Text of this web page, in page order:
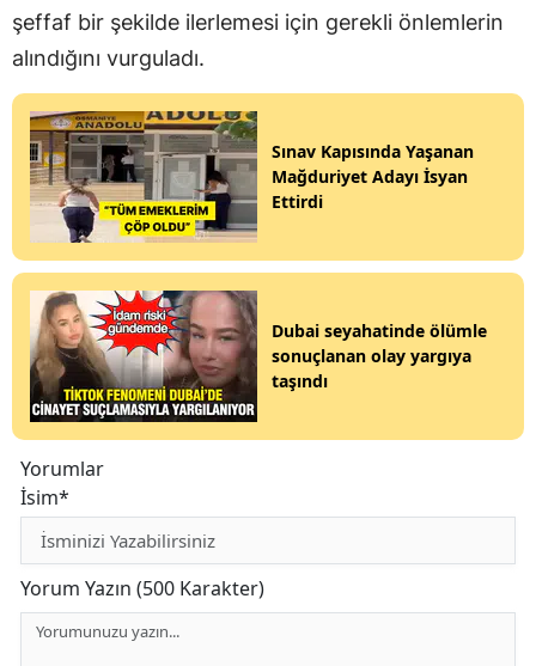
şeffaf bir şekilde ilerlemesi için gerekli önlemlerin
alındığını vurguladı.
Sınav Kapısında Yaşanan
Mağduriyet Adayı İsyan
Ettirdi
Dubai seyahatinde ölümle
sonuçlanan olay yargıya
taşındı
Yorumlar
İsim*
Yorum Yazın (500 Karakter)